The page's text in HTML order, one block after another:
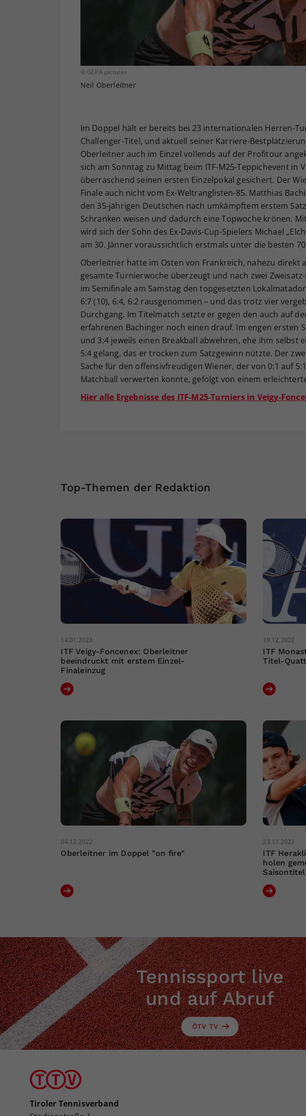
© GEPA pictures
Neil Oberleitner
Im Doppel hält er bereits bei 23 internationalen Herren-
Challenger-Titel, und aktuell seiner Karriere-
Oberleitner auch im Einzel vollends auf der Profitour
sich am Sonntag zu Mittag beim ITF-M25-Teppichevent in
überraschend seinen ersten Einzelpokal gesichert. Der
Finale auch nicht vom Ex-Weltranglisten-85. Matthias
den 35-jährigen Deutschen nach umkämpftem erstem
Schranken weisen und dadurch eine Topwoche krönen.
wird sich der Sohn des Ex-Davis-Cup-Spielers Michael
am 30. Jänner voraussichtlich erstmals unter die besten
Oberleitner hatte im Osten von Frankreich, nahezu direkt
gesamte Turnierwoche überzeugt und nach zwei
im Semifinale am Samstag den topgesetzten
6:7 (10), 6:4, 6:2 rausgenommen – und das trotz vier
Durchgang. Im Titelmatch setzte er gegen den auch auf
erfahrenen Bachinger noch einen drauf. Im engen ersten
und 3:4 jeweils einen Breakball abwehren, ehe ihm selbst
5:4 gelang, das er trocken zum Satzgewinn nützte. Der
Sache für den offensivfreudigen Wiener, der von 0:1 auf
Matchball verwerten konnte, gefolgt von einem
Hier alle Ergebnisse des ITF-M25-Turniers in Veigy-
Top-Themen der Redaktion
14.01.2023
ITF Veigy-Foncenex: Oberleitner
beeindruckt mit erstem Einzel-
Finaleinzug
19.12.2022
ITF
Titel-
04.12.2022
Oberleitner im Doppel "on fire"
23.11.2022
ITF
holen
Saisontitel
Tennissport live
und auf Abruf
ÖTV TV
Tiroler Tennisverband
Ihrer